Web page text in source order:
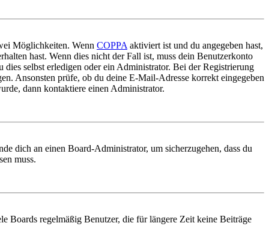
Möglichkeiten. Wenn COPPA aktiviert ist und du angegeben hast,
hast. Wenn dies nicht der Fall ist, muss dein Benutzerkonto
selbst erledigen oder ein Administrator. Bei der Registrierung
Ansonsten prüfe, ob du deine E-Mail-Adresse korrekt eingegeben
dann kontaktiere einen Administrator.
dich an einen Board-Administrator, um sicherzugehen, dass du
muss.
Boards regelmäßig Benutzer, die für längere Zeit keine Beiträge